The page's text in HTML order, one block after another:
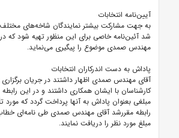
آیین‌نامه انتخابات
به جهت مشارکت بیشتر نمایندگان شاخه‌های
شد آئین‌نامه خاصی برای این منظور تهیه شود که
مهندس صمدی موضوع را پیگیری می‌نماید.
پاداش به دست اندرکاران انتخابات
آقای مهندس صمدی اظهار داشتند در جریان
کارشناسان با ایشان همکاری داشتند و در این رابطه
مبلغی بعنوان پاداش به آنها پرداخت گردد که مورد
رابطه مقررشد آقای مهندس صمدی طی نامه‌ای
مبلغ مورد نظر را دریافت نمایند.